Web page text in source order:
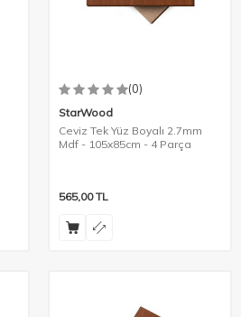
(0)
StarWood
Ceviz Tek Yüz Boyalı 2.7mm
Mdf - 105x85cm - 4 Parça
565,00TL